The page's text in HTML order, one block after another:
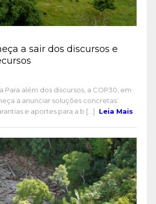
a sair dos discursos e
Para além dos discursos, a COP30, em
a anunciar soluções concretas:
e aportes para a b [...]
Leia Mais